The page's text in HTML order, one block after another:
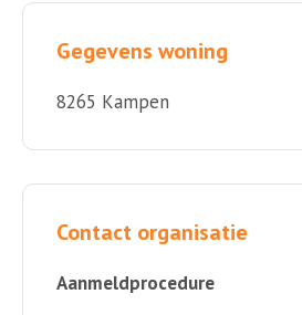
Gegevens woning
8265 Kampen
Contact organisatie
Aanmeldprocedure